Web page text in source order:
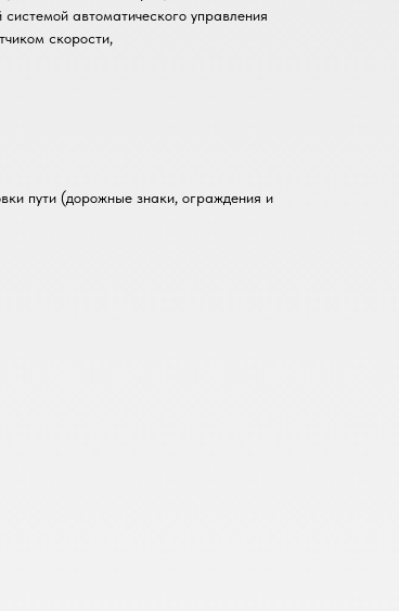
автоматического управления
скорости,
пути (дорожные знаки, ограждения и